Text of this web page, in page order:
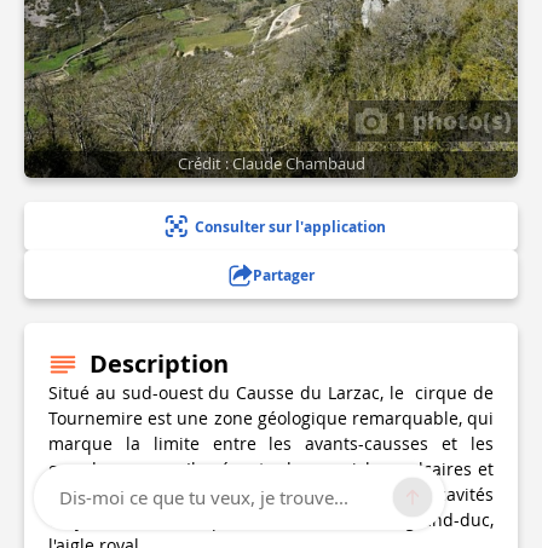
1 photo(s)
Crédit : Claude Chambaud
Consulter sur l'application
Partager
Description
Situé au sud-ouest du Causse du Larzac, le cirque de
Tournemire est une zone géologique remarquable, qui
marque la limite entre les avants-causses et les
grands causses. Il présente des corniches calcaires et
des escarpements rocheux avec des grottes et cavités
où y nichent des rapaces comme le hibou grand-duc,
Dis-moi ce que tu veux, je trouve...